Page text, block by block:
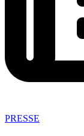
PRESSE